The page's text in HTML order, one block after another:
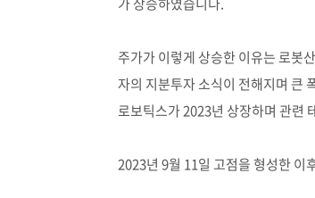
주가가 이렇게 상승한 이유는 로봇
자의 지분투자 소식이 전해지며 큰
로보틱스가 2023년 상장하며 관련
2023년 9월 11일 고점을 형성한 이